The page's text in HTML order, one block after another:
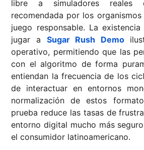
libre a simuladores reales
recomendada por los
juego responsable. La
jugar a
Sugar Rush Demo
operativo, permitiendo que las
con el algoritmo de forma
entiendan la frecuencia de los
de interactuar en entornos
normalización de estos
prueba reduce las tasas de
entorno digital mucho más
el consumidor latinoamericano.